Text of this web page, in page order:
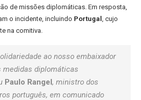
de missões diplomáticas. Em resposta,
o incidente, incluindo Portugal , cujo
na comitiva.
ao nosso embaixador
medidas diplomáticas
Paulo Rangel, ministro dos
português, em comunicado